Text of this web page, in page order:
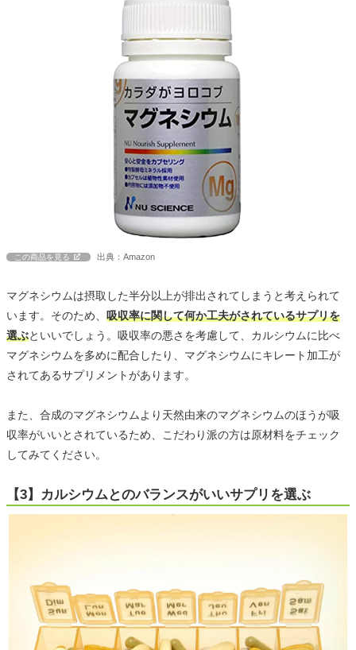
この商品を見る 出典：Amazon
マグネシウムは摂取した半分以上が排出されてしまうと考えられて
います。そのため、 吸収率に関して何か工夫がされているサプリを
選ぶといいでしょう。吸収率の悪さを考慮して、カルシウムに比べ
マグネシウムを多めに配合したり、マグネシウムにキレート加工が
されてあるサプリメントがあります。
また、合成のマグネシウムより天然由来のマグネシウムのほうが吸
収率がいいとされているため、こだわり派の方は原材料をチェック
してみてください。
【3】カルシウムとのバランスがいいサプリを選ぶ